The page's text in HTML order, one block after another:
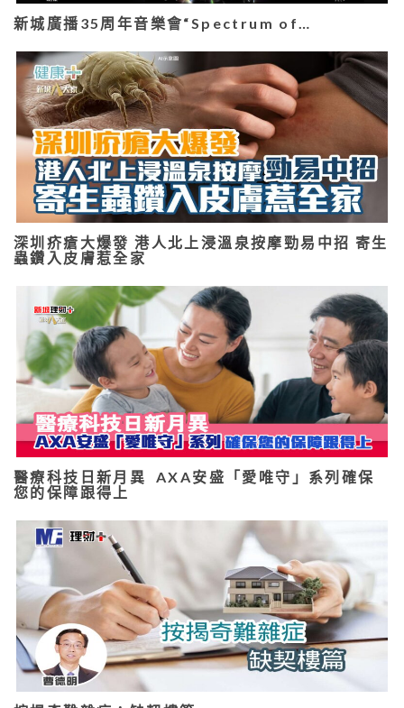
新城廣播35周年音樂會“Spectrum of…
深圳疥瘡大爆發 港人北上浸溫泉按摩勁易中招 寄生
蟲鑽入皮膚惹全家
醫療科技日新月異 AXA安盛「愛唯守」系列確保
您的保障跟得上